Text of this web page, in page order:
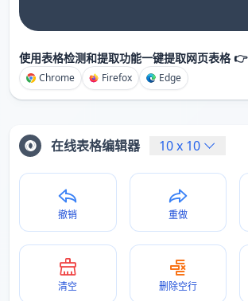
使用表格检测和提取功能一键提取网页表格 👉
Chrome Firefox Edge
在线表格编辑器 10x 10
撤销 重做
清空 删除空行